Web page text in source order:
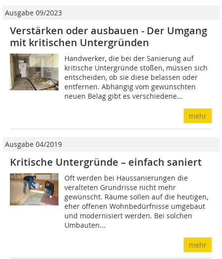
Ausgabe 09/2023
Verstärken oder ausbauen - Der Umgang
mit kritischen Untergründen
Handwerker, die bei der Sanierung auf
kritische Untergründe stoßen, müssen sich
entscheiden, ob sie diese belassen oder
entfernen. Abhängig vom gewünschten
neuen Belag gibt es verschiedene...
mehr
Ausgabe 04/2019
Kritische Untergründe – einfach saniert
Oft werden bei Haussanierungen die
veralteten Grundrisse nicht mehr
gewünscht. Räume sollen auf die heutigen,
eher offenen Wohnbedürfnisse umgebaut
und modernisiert werden. Bei solchen
Umbauten...
mehr